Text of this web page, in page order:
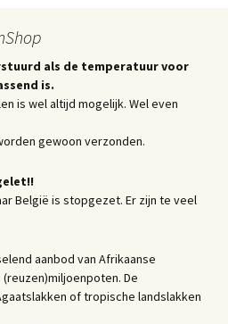
als de temperatuur voor
is.
is wel altijd mogelijk. Wel even
gewoon verzonden.
België is stopgezet. Er zijn te veel
aanbod van Afrikaanse
De
of tropische landslakken